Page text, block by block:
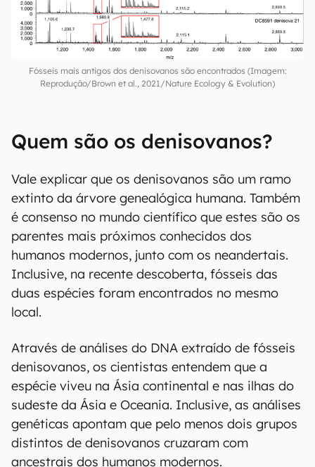
Fósseis mais antigos dos denisovanos são encontrados (Imagem:
Reprodução/Brown et al., 2021/Nature Ecology & Evolution)
Quem são os denisovanos?
Vale explicar que os denisovanos são um ramo
extinto da árvore genealógica humana. Também
é consenso no mundo científico que estes são os
parentes mais próximos conhecidos dos
humanos modernos, junto com os neandertais.
Inclusive, na recente descoberta, fósseis das
duas espécies foram encontrados no mesmo
local.
Através de análises do DNA extraído de fósseis
denisovanos, os cientistas entendem que a
espécie viveu na Ásia continental e nas ilhas do
sudeste da Ásia e Oceania. Inclusive, as análises
genéticas apontam que pelo menos dois grupos
distintos de denisovanos cruzaram com
ancestrais dos humanos modernos.